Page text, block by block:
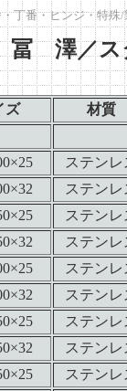
丁番・ヒンジ・特
澤／ス
ズ
材質
ステンレ
ステンレ
25
ステンレ
ステンレ
ステンレ
×32
ステンレ
ステンレ
ステンレ
ステンレ